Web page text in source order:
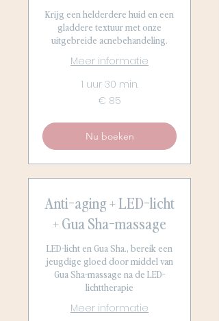
Krijg een helderdere huid en een
gladdere textuur met onze
uitgebreide acnebehandeling.
Meer informatie
1 uur 30 min.
€ 85
Nu boeken
Anti-aging + LED-licht
+ Gua Sha-massage
LED-licht en Gua Sha., bereik een
jeugdige gloed door middel van
Gua Sha-massage na de LED-
lichttherapie
Meer informatie